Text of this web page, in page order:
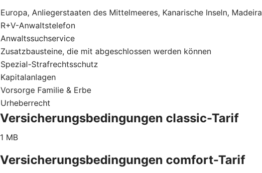
Europa, Anliegerstaaten des Mittelmeeres, Kanarische Inseln, Madeira
R+V-Anwaltstelefon
Anwaltssuchservice
Zusatzbausteine, die mit abgeschlossen werden können
Spezial-Strafrechtsschutz
Kapitalanlagen
Vorsorge Familie & Erbe
Urheberrecht
Versicherungsbedingungen classic-Tarif
1 MB
Versicherungsbedingungen comfort-Tarif